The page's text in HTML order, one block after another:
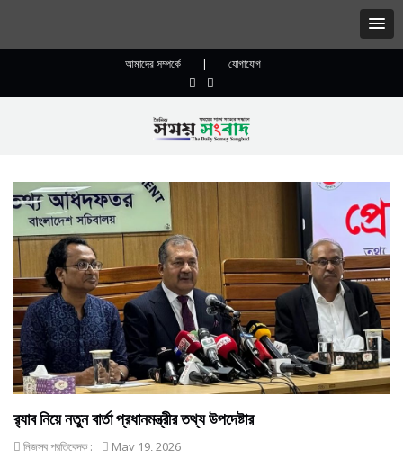
আমাদের সম্পর্কে | যোগাযোগ
র‍্যাব নিয়ে নতুন বার্তা প্রধানমন্ত্রীর তথ্য উপদেষ্টার
নিজস্ব প্রতিবেদক : May 19, 2026